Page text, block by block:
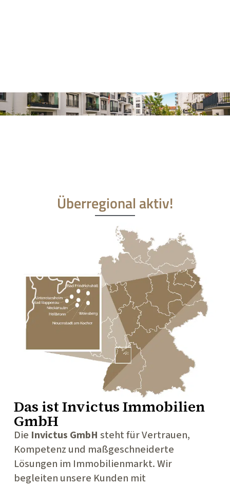
Überregional aktiv!
Das istInvictus Immobilien
GmbH
Die Invictus GmbH steht für Vertrauen,
Kompetenz und maßgeschneiderte
Lösungen im Immobilienmarkt. Wir
begleiten unsere Kunden mit